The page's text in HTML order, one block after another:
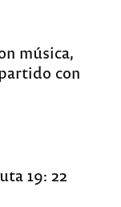
música,
con
19: 22